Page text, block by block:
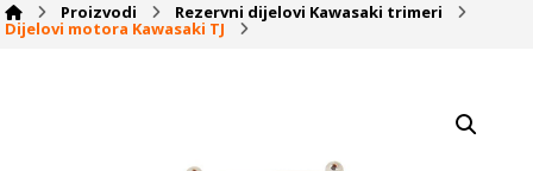
Proizvodi Rezervni dijelovi Kawasaki trimeri
Dijelovi motora Kawasaki TJ